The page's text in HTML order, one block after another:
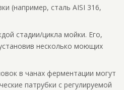
(например, сталь AISI 316,
стадии/цикла мойки. Его,
несколько моющих
в чанах ферментации могут
патрубки с регулируемой